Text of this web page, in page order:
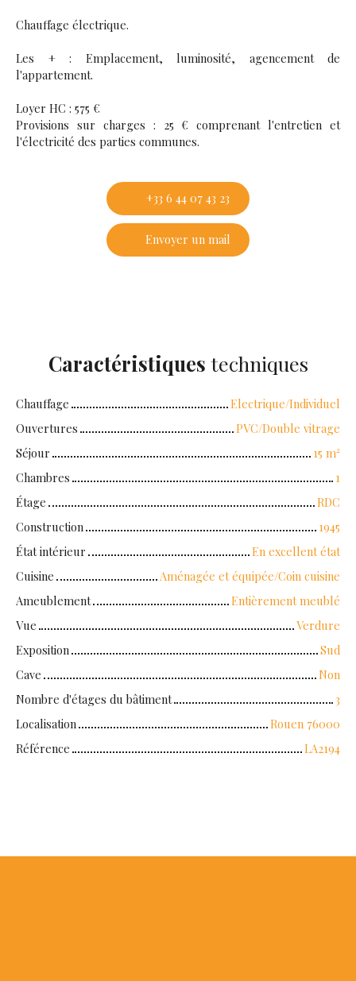
Chauffage électrique.
Les + : Emplacement, luminosité, agencement de
l'appartement.
Loyer HC : 575 €
Provisions sur charges : 25 € comprenant l'entretien et
l'électricité des parties communes.
+33 6 44 07 43 23
Envoyer un mail
Caractéristiques techniques
Chauffage
Electrique/Individuel
Ouvertures
PVC/Double vitrage
Séjour
15 m²
Chambres
1
Étage
RDC
Construction
1945
État intérieur
En excellent état
Cuisine
Aménagée et équipée/Coin cuisine
Ameublement
Entièrement meublé
Vue
Verdure
Exposition
Sud
Cave
Non
Nombre d'étages du bâtiment
3
Localisation
Rouen 76000
Référence
LA2194